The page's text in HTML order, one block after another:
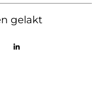
gelakt